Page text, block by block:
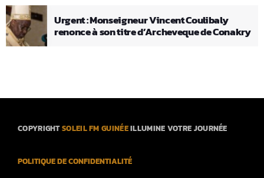
Urgent : Monseigneur Vincent Coulibaly
renonce à son titre d’Archeveque de Conakry
COPYRIGHTSOLEIL FM GUINÉEILLUMINE VOTRE JOURNÉE
POLITIQUE DE CONFIDENTIALITÉ